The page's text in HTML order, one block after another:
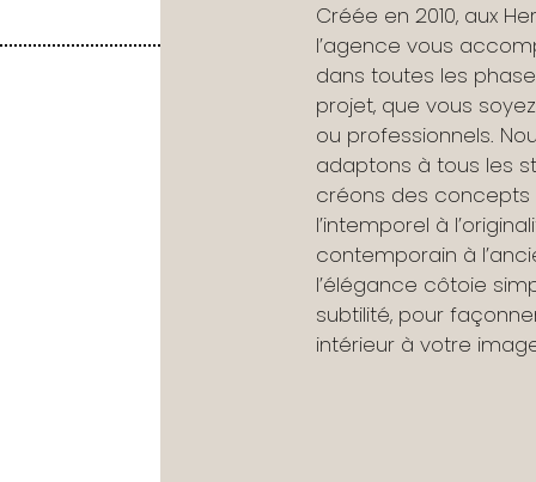
Créée en 2010, aux
l’agence vous
dans toutes les
projet, que vous
ou professionnels.
adaptons à tous les
créons des concepts
l’intemporel à
contemporain à
l’élégance côtoie
subtilité, pour
intérieur à votre